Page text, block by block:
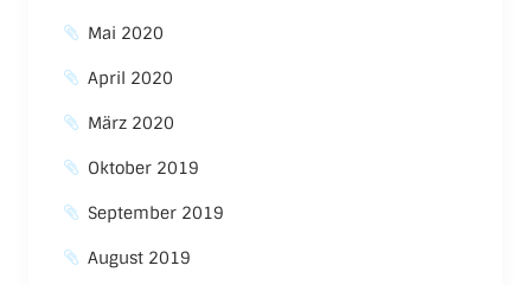
Mai 2020
April 2020
März 2020
Oktober 2019
September 2019
August 2019